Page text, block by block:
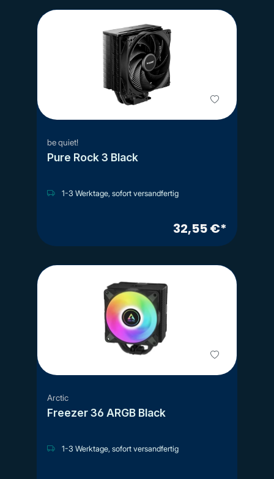
be quiet!
Pure Rock 3 Black
1-3 Werktage, sofort versandfertig
32,55 €*
Arctic
Freezer 36 ARGB Black
1-3 Werktage, sofort versandfertig